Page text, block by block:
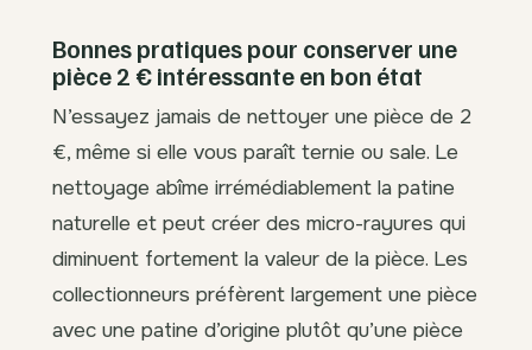
Bonnes pratiques pour conserver une
pièce 2 € intéressante en bon état
N’essayez jamais de nettoyer une pièce de 2
€, même si elle vous paraît ternie ou sale. Le
nettoyage abîme irrémédiablement la patine
naturelle et peut créer des micro-rayures qui
diminuent fortement la valeur de la pièce. Les
collectionneurs préfèrent largement une pièce
avec une patine d’origine plutôt qu’une pièce